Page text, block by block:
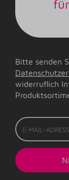
Bitte senden
widerruflich
E-
Mail-
Adresse